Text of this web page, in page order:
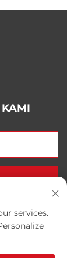
services.